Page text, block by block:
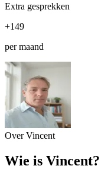
Extra gesprekken
+149
per maand
Over Vincent
Wie is Vincent?